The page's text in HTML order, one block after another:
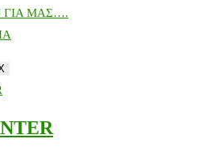
ΓΙΑ ΜΑΣ….